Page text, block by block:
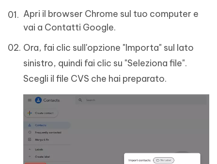
Apri il browser Chrome sul tuo computer e
vai a Contatti Google.
Ora, fai clic sull'opzione "Importa" sul lato
sinistro, quindi fai clic su "Seleziona file".
Scegli il file CVS che hai preparato.